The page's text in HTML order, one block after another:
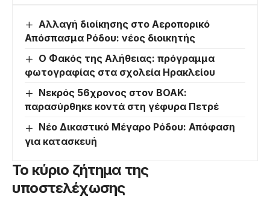
Αλλαγή διοίκησης στο Αεροπορικό
Απόσπασμα Ρόδου: νέος διοικητής
Ο Φακός της Αλήθειας: πρόγραμμα
φωτογραφίας στα σχολεία Ηρακλείου
Νεκρός 56χρονος στον ΒΟΑΚ:
παρασύρθηκε κοντά στη γέφυρα Πετρέ
Νέο Δικαστικό Μέγαρο Ρόδου: Απόφαση
για κατασκευή
Το κύριο ζήτημα της
υποστελέχωσης